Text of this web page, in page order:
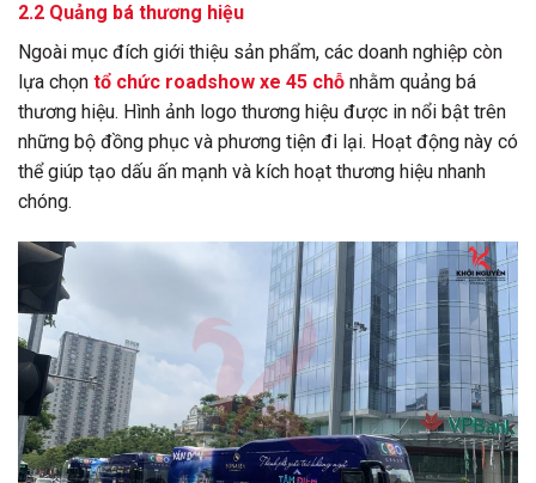
2.2 Quảng bá thương hiệu
Ngoài mục đích giới thiệu sản phẩm, các doanh nghiệp còn
lựa chọn tổ chức roadshow xe 45 chỗ nhằm quảng bá
thương hiệu. Hình ảnh logo thương hiệu được in nổi bật trên
những bộ đồng phục và phương tiện đi lại. Hoạt động này có
thể giúp tạo dấu ấn mạnh và kích hoạt thương hiệu nhanh
chóng.